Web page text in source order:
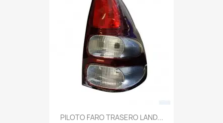
PILOTO FARO TRASERO LAND...